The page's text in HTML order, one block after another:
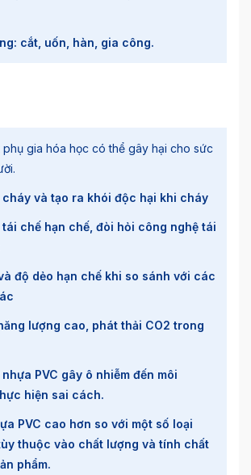
cắt, uốn, hàn, gia công.
phụ gia hóa học có thể gây hại cho sức
cháy và tạo ra khói độc hại khi cháy
tái chế hạn chế, đòi hỏi công nghệ tái
độ dẻo hạn chế khi so sánh với các
lượng cao, phát thải CO2 trong
PVC gây ô nhiễm đến môi
hiện sai cách.
PVC cao hơn so với một số loại
thuộc vào chất lượng và tính chất
phẩm.